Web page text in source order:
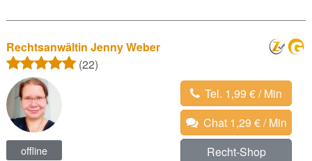
Rechtsanwältin Jenny Weber
(22)
offline
Tel. 1,99 € / Min
Chat 1,29 € / Min
Recht-Shop